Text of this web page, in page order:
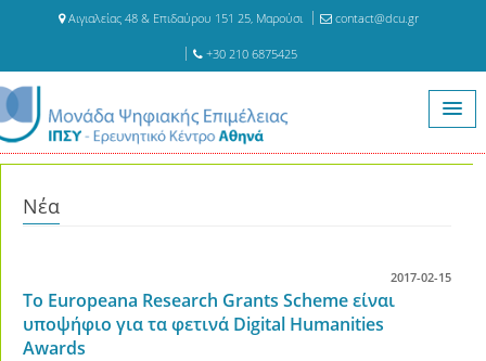
Αιγιαλείας 48 & Επιδαύρου 151 25, Μαρούσι contact@dcu.gr
+30 210 6875425
Νέα
Νέα
2017-02-15
Το Europeana Research Grants Scheme είναι
υποψήφιο για τα φετινά Digital Humanities
Awards